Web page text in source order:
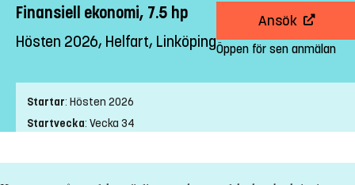
Finansiell ekonomi, 7.5 hp
Hösten 2026, Helfart, Linköping
Ansök
Öppen för sen anmälan
Startar: Hösten 2026
Startvecka: Vecka 34
Ort:Linköping